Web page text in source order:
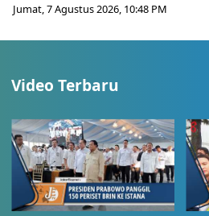
Jumat, 7 Agustus 2026, 10:48 PM
Video Terbaru